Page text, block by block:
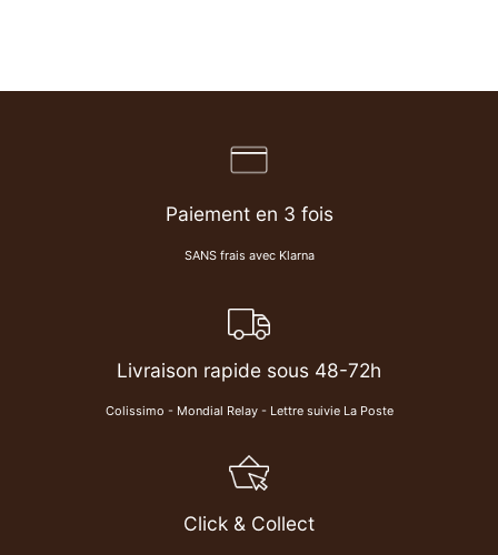
Paiement en 3 fois
SANS frais avec Klarna
Livraison rapide sous 48-72h
Colissimo - Mondial Relay - Lettre suivie La Poste
Click & Collect